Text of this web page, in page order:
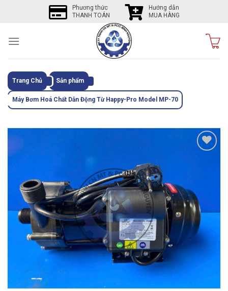
Phương thức
THANH TOÁN
Hướng dẫn
MUA HÀNG
Trang Chủ Sản phẩm
Máy Bơm Hoá Chất Dẫn Động Từ Happy-Pro Model MP-70